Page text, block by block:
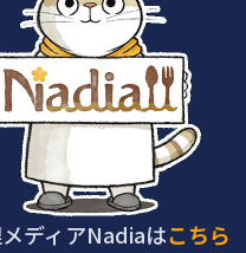
ディアNadiaはこちら